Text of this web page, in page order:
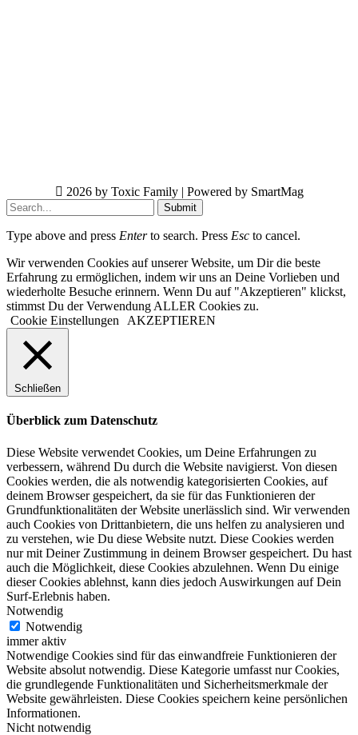
2026 by Toxic Family | Powered by SmartMag
Submit
Type above and press Enterto search. Press Esc to cancel.
Wir verwenden Cookies auf unserer Website, um Dir die beste
Erfahrung zu ermöglichen, indem wir uns an Deine Vorlieben und
wiederholte Besuche erinnern. Wenn Du auf "Akzeptieren" klickst,
stimmst Du der Verwendung ALLER Cookies zu.
Cookie Einstellungen
AKZEPTIEREN
Schließen
Überblick zum Datenschutz
Diese Website verwendet Cookies, um Deine Erfahrungen zu
verbessern, während Du durch die Website navigierst. Von diesen
Cookies werden, die als notwendig kategorisierten Cookies, auf
deinem Browser gespeichert, da sie für das Funktionieren der
Grundfunktionalitäten der Website unerlässlich sind. Wir verwenden
auch Cookies von Drittanbietern, die uns helfen zu analysieren und
zu verstehen, wie Du diese Website nutzt. Diese Cookies werden
nur mit Deiner Zustimmung in deinem Browser gespeichert. Du hast
auch die Möglichkeit, diese Cookies abzulehnen. Wenn Du einige
dieser Cookies ablehnst, kann dies jedoch Auswirkungen auf Dein
Surf-Erlebnis haben.
Notwendig
Notwendig
immer aktiv
Notwendige Cookies sind für das einwandfreie Funktionieren der
Website absolut notwendig. Diese Kategorie umfasst nur Cookies,
die grundlegende Funktionalitäten und Sicherheitsmerkmale der
Website gewährleisten. Diese Cookies speichern keine persönlichen
Informationen.
Nicht notwendig